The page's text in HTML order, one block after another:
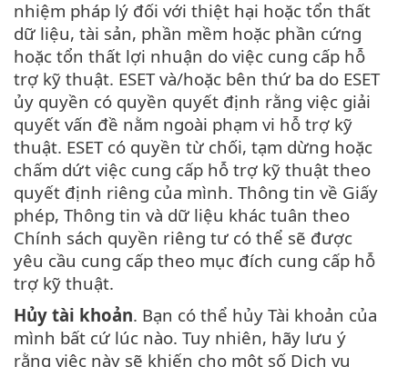
nhiệm pháp lý đối với thiệt hại hoặc tổn thất
dữ liệu, tài sản, phần mềm hoặc phần cứng
hoặc tổn thất lợi nhuận do việc cung cấp hỗ
trợ kỹ thuật. ESET và/hoặc bên thứ ba do ESET
ủy quyền có quyền quyết định rằng việc giải
quyết vấn đề nằm ngoài phạm vi hỗ trợ kỹ
thuật. ESET có quyền từ chối, tạm dừng hoặc
chấm dứt việc cung cấp hỗ trợ kỹ thuật theo
quyết định riêng của mình. Thông tin về Giấy
phép, Thông tin và dữ liệu khác tuân theo
Chính sách quyền riêng tư có thể sẽ được
yêu cầu cung cấp theo mục đích cung cấp hỗ
trợ kỹ thuật.
Hủy tài khoản. Bạn có thể hủy Tài khoản của
mình bất cứ lúc nào. Tuy nhiên, hãy lưu ý
rằng việc này sẽ khiến cho một số Dịch vụ